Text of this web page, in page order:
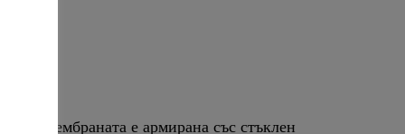
Мембраната е армирана със стъклен